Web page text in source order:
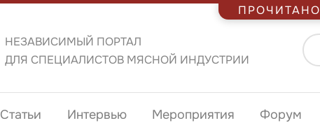
НЕЗАВИСИМЫЙ ПОРТАЛ
ДЛЯ СПЕЦИАЛИСТОВ МЯСНОЙ ИНДУСТРИИ
Статьи Интервью Мероприятия Форум
ПРОЧИТАНО